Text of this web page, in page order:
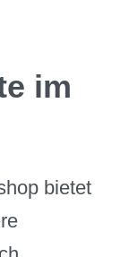
im
bietet